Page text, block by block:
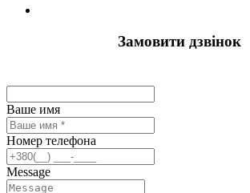
Замовити дзвінок
Ваше имя
Номер телефона
Message